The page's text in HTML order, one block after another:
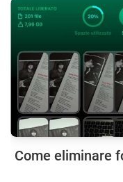
Come eliminare